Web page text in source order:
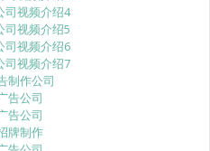
司视频介绍4
司视频介绍5
司视频介绍6
司视频介绍7
制作公司
告公司
告公司
牌制作